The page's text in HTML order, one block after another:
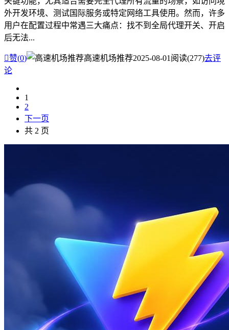
外开发环境、测试国际服务或特定网络工具使用。然而，许多
用户在配置过程中常遇三大痛点：找不到全局代理开关、开启
后无法...
赞(0) 高速机场推荐2025-08-01 阅读(277)去评
论
1
2
下一页
共 2 页